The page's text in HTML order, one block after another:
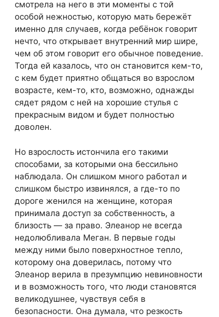
смотрела на него в эти моменты с той
особой нежностью, которую мать бережёт
именно для случаев, когда ребёнок говорит
нечто, что открывает внутренний мир шире,
чем об этом говорит его обычное поведение.
Тогда ей казалось, что он становится кем-то,
с кем будет приятно общаться во взрослом
возрасте, кем-то, кто, возможно, однажды
сядет рядом с ней на хорошие стулья с
прекрасным видом и будет полностью
доволен.
Но взрослость истончила его такими
способами, за которыми она бессильно
наблюдала. Он слишком много работал и
слишком быстро извинялся, а где-то по
дороге женился на женщине, которая
принимала доступ за собственность, а
близость — за право. Элеанор не всегда
недолюбливала Меган. В первые годы
между ними было поверхностное тепло,
которому она доверилась, потому что
Элеанор верила в презумпцию невиновности
и в возможность того, что люди становятся
великодушнее, чувствуя себя в
безопасности. Она думала, что резкость